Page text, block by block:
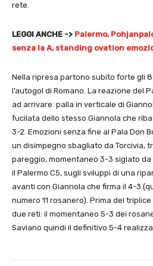
rete.
LEGGI ANCHE -> Palermo,
senza la A, standing ovation
Nella ripresa partono subito forte gli
l’autogol di Romano. La reazione del
ad arrivare: palla in verticale di
fucilata dello stesso Giannola che
3-2. Emozioni senza fine al Pala Don
un disimpegno sbagliato da Torcivia,
pareggio, momentaneo 3-3 siglato da
il Palermo C5, sugli sviluppi di una
avanti con Giannola che firma il 4-3
numero 11 rosanero). Prima del
due reti: il momentaneo 5-3 dei
Saviano quindi il definitivo 5-4